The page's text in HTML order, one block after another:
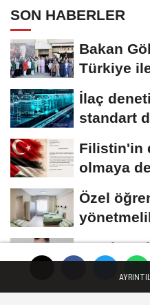
SON HABERLER
Bakan
Türkiye
İlaç
standart
Filistin'in
olmaya
Özel
Cevdet